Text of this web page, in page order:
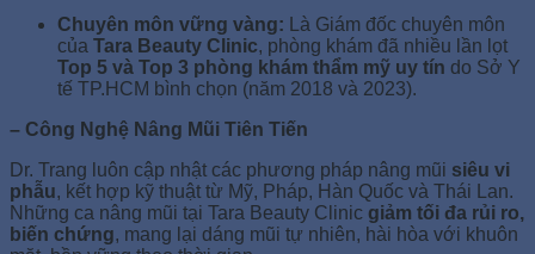
Chuyên môn vững vàng: Là Giám đốc chuyên môn
của Tara Beauty Clinic, phòng khám đã nhiều lần lọt
Top 5 và Top 3 phòng khám thẩm mỹ uy tín do Sở Y
tế TP.HCM bình chọn (năm 2018 và 2023).
– Công Nghệ Nâng Mũi Tiên Tiến
Dr. Trang luôn cập nhật các phương pháp nâng mũi siêu vi
phẫu, kết hợp kỹ thuật từ Mỹ, Pháp, Hàn Quốc và Thái Lan.
Những ca nâng mũi tại Tara Beauty Clinic giảm tối đa rủi ro,
biến chứng, mang lại dáng mũi tự nhiên, hài hòa với khuôn